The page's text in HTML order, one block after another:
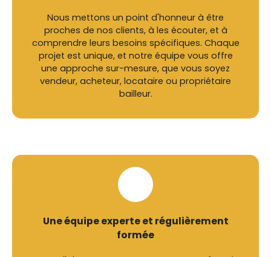
Nous mettons un point d'honneur à être
proches de nos clients, à les écouter, et à
comprendre leurs besoins spécifiques. Chaque
projet est unique, et notre équipe vous offre
une approche sur-mesure, que vous soyez
vendeur, acheteur, locataire ou propriétaire
bailleur.
Une équipe experte et régulièrement
formée